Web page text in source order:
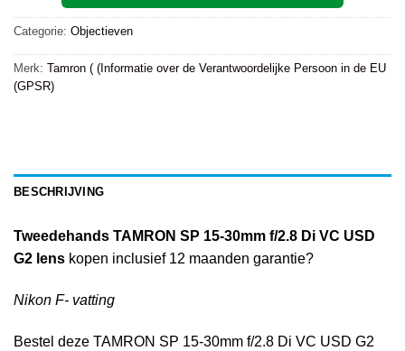
Categorie: Objectieven
Merk: Tamron ( (Informatie over de Verantwoordelijke Persoon in de EU
(GPSR)
BESCHRIJVING
Tweedehands TAMRON SP 15-30mm f/2.8 Di VC USD
G2 lens kopen inclusief 12 maanden garantie?
Nikon F- vatting
Bestel deze TAMRON SP 15-30mm f/2.8 Di VC USD G2